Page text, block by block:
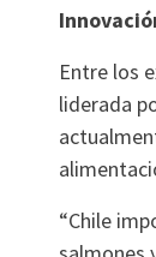
Entre los
liderada
“Chile